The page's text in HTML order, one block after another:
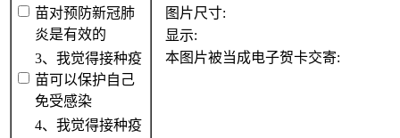
苗对预防新冠肺
炎是有效的
3、我觉得接种疫
苗可以保护自己
免受感染
4、我觉得接种疫
图片尺寸:
显示:
本图片被当成电子贺卡交寄: